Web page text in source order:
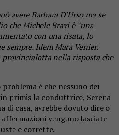
avere Barbara D’Urso ma se
che Michele Bravi è “una
con una risata, lo
sempre. Idem Mara Venier.
nella risposta che
è che nessuno dei
primis la conduttrice, Serena
di casa, avrebbe dovuto dire o
vengono lasciate
e corrette.